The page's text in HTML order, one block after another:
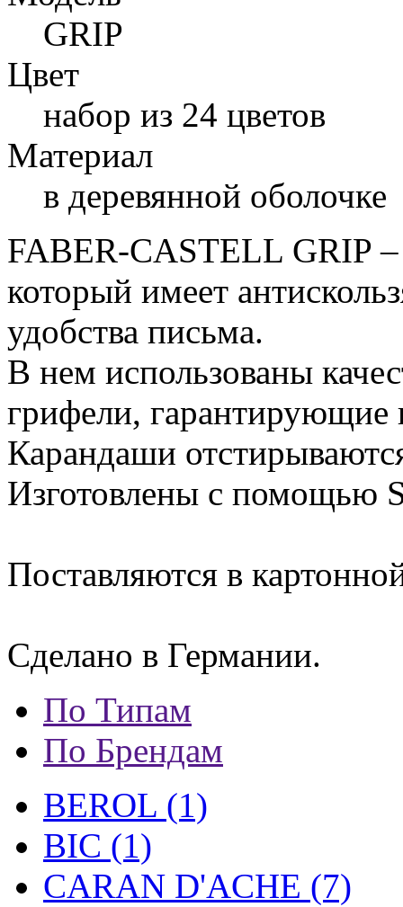
GRIP
Цвет
набор из 24 цветов
Материал
в деревянной оболочке
FABER-CASTELL GRIP
который имеет
удобства письма.
В нем использованы
грифели, гарантирующие
Карандаши
Изготовлены с помощью
Поставляются в
Сделано в Германии.
По Типам
По Брендам
BEROL (1)
BIC (1)
CARAN D'ACHE (7)